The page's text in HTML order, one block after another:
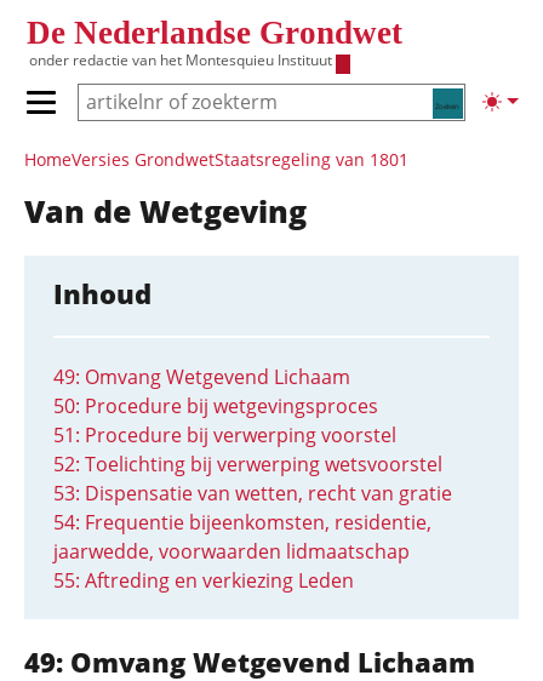
De Nederlandse Grondwet
onder redactie van het Montesquieu Instituut
Zoeken
Primair menu tonen/verbergen
Hoofdnavigatie
HomeVersies GrondwetStaatsregeling van 1801
Van de Wetgeving
Inhoud
49: Omvang Wetgevend Lichaam
50: Procedure bij wetgevingsproces
51: Procedure bij verwerping voorstel
52: Toelichting bij verwerping wetsvoorstel
53: Dispensatie van wetten, recht van gratie
54: Frequentie bijeenkomsten, residentie,
jaarwedde, voorwaarden lidmaatschap
55: Aftreding en verkiezing Leden
49: Omvang Wetgevend Lichaam